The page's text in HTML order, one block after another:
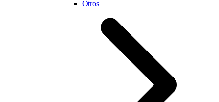
Otros